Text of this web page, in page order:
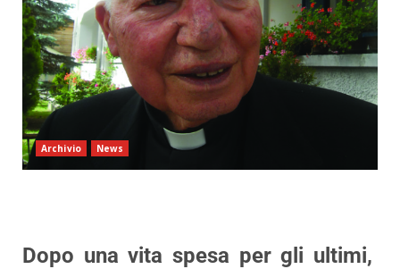
Archivio News
Dopo una vita spesa per gli ultimi,